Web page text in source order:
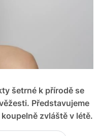
šetrné k přírodě se
Představujeme
zvláště v létě.